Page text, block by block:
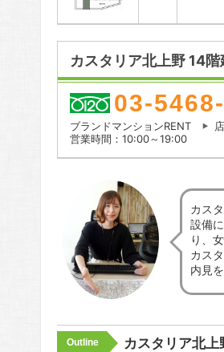
カスタリア北上野 14階
03-
ブランドマンションRENT
営業時間：10:00～19:00
カス
設備
り、
カス
内見
Outline カスタリア北上